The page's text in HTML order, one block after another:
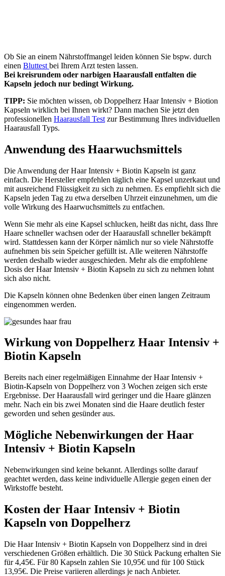
Ob Sie an einem Nährstoffmangel leiden können Sie bspw. durch
einen Bluttest bei Ihrem Arzt testen lassen.
Bei kreisrundem oder narbigen Haarausfall entfalten die
Kapseln jedoch nur bedingt Wirkung.
TIPP: Sie möchten wissen, ob Doppelherz Haar Intensiv + Biotion
Kapseln wirklich bei Ihnen wirkt? Dann machen Sie jetzt den
professionellen Haarausfall Test zur Bestimmung Ihres individuellen
Haarausfall Typs.
Anwendung des Haarwuchsmittels
Die Anwendung der Haar Intensiv + Biotin Kapseln ist ganz
einfach. Die Hersteller empfehlen täglich eine Kapsel unzerkaut und
mit ausreichend Flüssigkeit zu sich zu nehmen. Es empfiehlt sich die
Kapseln jeden Tag zu etwa derselben Uhrzeit einzunehmen, um die
volle Wirkung des Haarwuchsmittels zu entfachen.
Wenn Sie mehr als eine Kapsel schlucken, heißt das nicht, dass Ihre
Haare schneller wachsen oder der Haarausfall schneller bekämpft
wird. Stattdessen kann der Körper nämlich nur so viele Nährstoffe
aufnehmen bis sein Speicher gefüllt ist. Alle weiteren Nährstoffe
werden deshalb wieder ausgeschieden. Mehr als die empfohlene
Dosis der Haar Intensiv + Biotin Kapseln zu sich zu nehmen lohnt
sich also nicht.
Die Kapseln können ohne Bedenken über einen langen Zeitraum
eingenommen werden.
Wirkung von Doppelherz Haar Intensiv +
Biotin Kapseln
Bereits nach einer regelmäßigen Einnahme der Haar Intensiv +
Biotin-Kapseln von Doppelherz von 3 Wochen zeigen sich erste
Ergebnisse. Der Haarausfall wird geringer und die Haare glänzen
mehr. Nach ein bis zwei Monaten sind die Haare deutlich fester
geworden und sehen gesünder aus.
Mögliche Nebenwirkungen der Haar
Intensiv + Biotin Kapseln
Nebenwirkungen sind keine bekannt. Allerdings sollte darauf
geachtet werden, dass keine individuelle Allergie gegen einen der
Wirkstoffe besteht.
Kosten der Haar Intensiv + Biotin
Kapseln von Doppelherz
Die Haar Intensiv + Biotin Kapseln von Doppelherz sind in drei
verschiedenen Größen erhältlich. Die 30 Stück Packung erhalten Sie
für 4,45€. Für 80 Kapseln zahlen Sie 10,95€ und für 100 Stück
13,95€. Die Preise variieren allerdings je nach Anbieter.